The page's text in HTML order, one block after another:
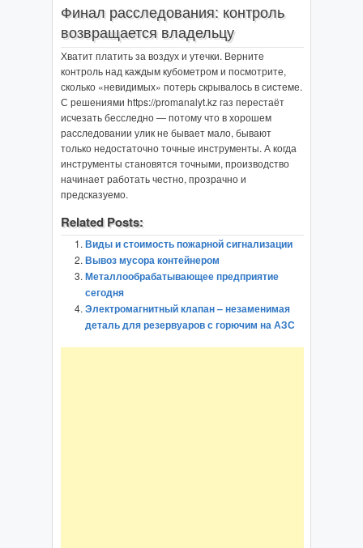
Финал расследования: контроль
возвращается владельцу
Хватит платить за воздух и утечки. Верните
контроль над каждым кубометром и посмотрите,
сколько «невидимых» потерь скрывалось в системе.
С решениями https://promanalyt.kz газ перестаёт
исчезать бесследно — потому что в хорошем
расследовании улик не бывает мало, бывают
только недостаточно точные инструменты. А когда
инструменты становятся точными, производство
начинает работать честно, прозрачно и
предсказуемо.
Related Posts:
Виды и стоимость пожарной сигнализации
Вывоз мусора контейнером
Металлообрабатывающее предприятие
сегодня
Электромагнитный клапан – незаменимая
деталь для резервуаров с горючим на АЗС